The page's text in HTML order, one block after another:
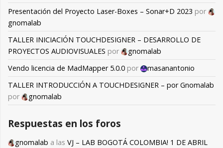
Presentación del Proyecto Laser-Boxes – Sonar+D 2023 por
gnomalab
TALLER INICIACIÓN TOUCHDESIGNER – DESARROLLO DE
PROYECTOS AUDIOVISUALES por
gnomalab
Vendo licencia de MadMapper 5.0.0 por
masanantonio
TALLER INTRODUCCIÓN A TOUCHDESIGNER – por Gnomalab
por
gnomalab
Respuestas en los foros
gnomalab a las VJ – LAB BOGOTÁ COLOMBIA! 1 DE ABRIL